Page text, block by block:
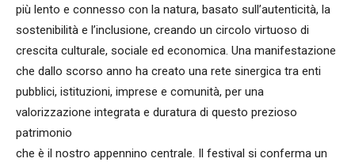
più lento e connesso con la natura, basato sull’autenticità, la
sostenibilità e l’inclusione, creando un circolo virtuoso di
crescita culturale, sociale ed economica. Una manifestazione
che dallo scorso anno ha creato una rete sinergica tra enti
pubblici, istituzioni, imprese e comunità, per una
valorizzazione integrata e duratura di questo prezioso
patrimonio
che è il nostro appennino centrale. Il festival si conferma un